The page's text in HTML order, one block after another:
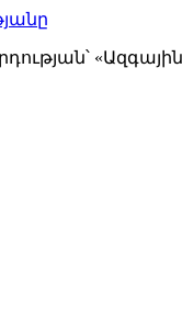
«Ազգային